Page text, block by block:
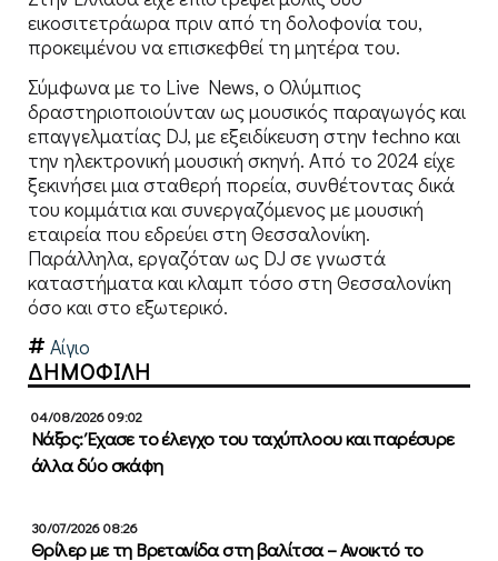
εικοσιτετράωρα πριν από τη δολοφονία του,
προκειμένου να επισκεφθεί τη μητέρα του.
Σύμφωνα με το Live News, ο Ολύμπιος
δραστηριοποιούνταν ως μουσικός παραγωγός και
επαγγελματίας DJ, με εξειδίκευση στην techno και
την ηλεκτρονική μουσική σκηνή. Από το 2024 είχε
ξεκινήσει μια σταθερή πορεία, συνθέτοντας δικά
του κομμάτια και συνεργαζόμενος με μουσική
εταιρεία που εδρεύει στη Θεσσαλονίκη.
Παράλληλα, εργαζόταν ως DJ σε γνωστά
καταστήματα και κλαμπ τόσο στη Θεσσαλονίκη
όσο και στο εξωτερικό.
Αίγιο
ΔΗΜΟΦΙΛΗ
04/08/2026 09:02
Νάξος: Έχασε το έλεγχο του ταχύπλοου και παρέσυρε
άλλα δύο σκάφη
30/07/2026 08:26
Θρίλερ με τη Βρετανίδα στη βαλίτσα – Ανοικτό το